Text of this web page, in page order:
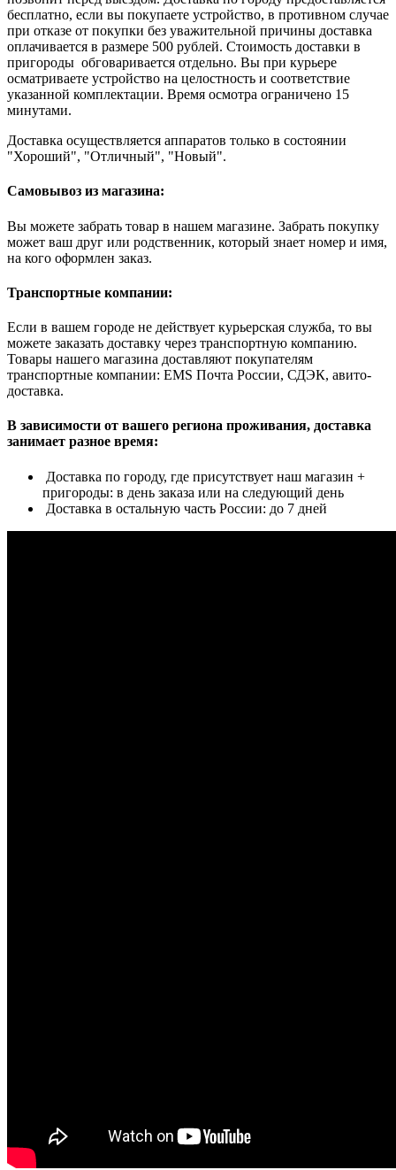
бесплатно, если вы покупаете устройство, в противном случае
при отказе от покупки без уважительной причины доставка
оплачивается в размере 500 рублей. Стоимость доставки в
пригороды обговаривается отдельно. Вы при курьере
осматриваете устройство на целостность и соответствие
указанной комплектации. Время осмотра ограничено 15
минутами.
Доставка осуществляется аппаратов только в состоянии
"Хороший", "Отличный", "Новый".
Самовывоз из магазина:
Вы можете забрать товар в нашем магазине. Забрать покупку
может ваш друг или родственник, который знает номер и имя,
на кого оформлен заказ.
Транспортные компании:
Если в вашем городе не действует курьерская служба, то вы
можете заказать доставку через транспортную компанию.
Товары нашего магазина доставляют покупателям
транспортные компании: EMS Почта России, СДЭК, авито-
доставка.
В зависимости от вашего региона проживания, доставка
занимает разное время:
Доставка по городу, где присутствует наш магазин +
пригороды: в день заказа или на следующий день
Доставка в остальную часть России: до 7 дней